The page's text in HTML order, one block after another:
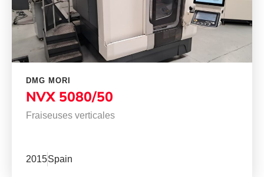
DMG MORI
NVX 5080/50
Fraiseuses verticales
2015Spain